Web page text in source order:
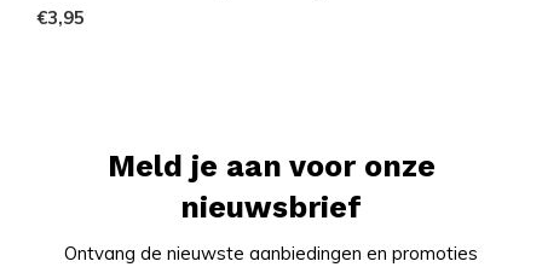
€3,95
Meld je aan voor onze
nieuwsbrief
Ontvang de nieuwste aanbiedingen en promoties